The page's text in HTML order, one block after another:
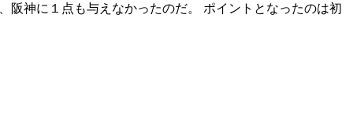
阪神に１点も与えなかったのだ。 ポイントとなったのは初